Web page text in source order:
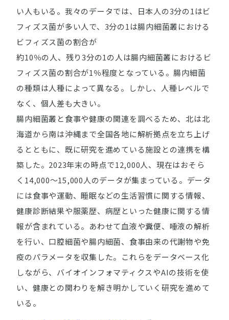
い人もいる。我々のデータでは、日本人の3分の1はビ
フィズス菌が多い人で、3分の1は腸内細菌叢における
ビフィズス菌の割合が
約10％の人、残り3分の1の人は腸内細菌叢におけるビ
フィズス菌の割合が1％程度となっている。腸内細菌
の種類は人種によって異なる。しかし、人種レベルで
なく、個人差も大きい。
腸内細菌叢と食事や健康の関連を調べるため、北は北
海道から南は沖縄まで全国各地に解析拠点を立ち上げ
るとともに、既に研究を進めている施設との連携を構
築した。2023年末の時点で12,000人、現在はおそら
く14,000～15,000人のデータが集まっている。データ
には食事や運動、睡眠などの生活習慣に関する情報、
健康診断結果や服薬歴、病歴といった健康に関する情
報が含まれている。あわせて血液や糞便、唾液の解析
を行い、口腔細菌や腸内細菌、食事由来の代謝物や免
疫のパラメータを収集した。これらをデータベース化
しながら、バイオインフォマティクスやAIの技術を使
い、健康との関わりを解き明かしていく研究を進めて
いる。